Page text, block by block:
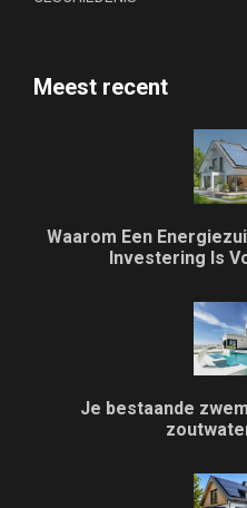
Meest recent
Waarom Een
Investering Is
Je bestaande